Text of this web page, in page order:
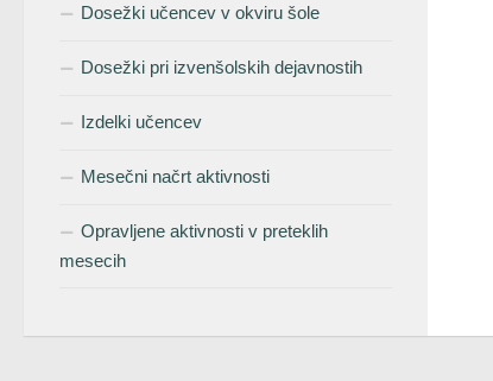
Dosežki učencev v okviru šole
Dosežki pri izvenšolskih dejavnostih
Izdelki učencev
Mesečni načrt aktivnosti
Opravljene aktivnosti v preteklih
mesecih